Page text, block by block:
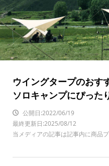
ウイングタープのおす
ソロキャンプにぴった
公開日:2022/06/19
最終更新日:2025/08/12
当メディアの記事は記事内に商品